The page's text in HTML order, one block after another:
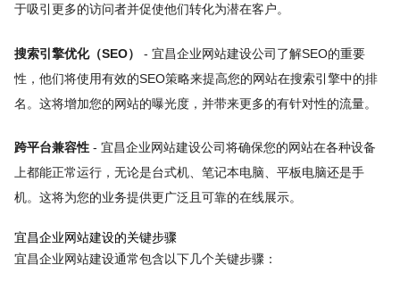
于吸引更多的访问者并促使他们转化为潜在客户。
搜索引擎优化（SEO）
- 宜昌企业网站建设公司了解SEO的重要
性，他们将使用有效的SEO策略来提高您的网站在搜索引擎中的排
名。这将增加您的网站的曝光度，并带来更多的有针对性的流量。
跨平台兼容性- 宜昌企业网站建设公司将确保您的网站在各种设备
上都能正常运行，无论是台式机、笔记本电脑、平板电脑还是手
机。这将为您的业务提供更广泛且可靠的在线展示。
宜昌企业网站建设的关键步骤
宜昌企业网站建设通常包含以下几个关键步骤：